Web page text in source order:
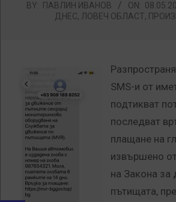
BY: ПАВЛИН ИВАНОВ ON:
ДНЕС, ЛОВЕЧ ОБЛАСТ,
SMS-и от
подтикват
последват
плащане на
извършено
на Закона за
пътищата,